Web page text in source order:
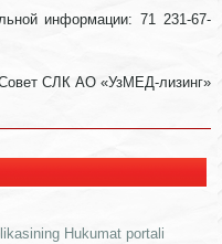
информации: 71 231-67-
СЛК АО «УзМЕД-лизинг»
Hukumat portali